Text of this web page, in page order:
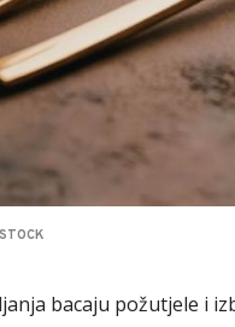
bacaju požutjele i